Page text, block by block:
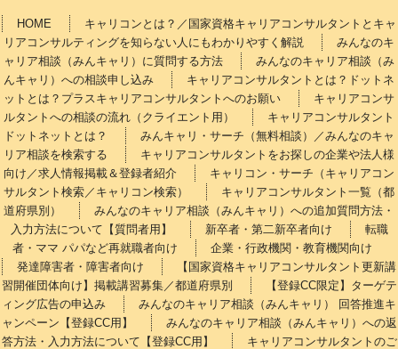
HOME
キャリコンとは？／国家資格キャリアコンサルタントとキャ
リアコンサルティングを知らない人にもわかりやすく解説
みんなのキ
ャリア相談（みんキャリ）に質問する方法
みんなのキャリア相談（み
んキャリ）への相談申し込み
キャリアコンサルタントとは？ドットネ
ットとは？プラスキャリアコンサルタントへのお願い
キャリアコンサ
ルタントへの相談の流れ（クライエント用）
キャリアコンサルタント
ドットネットとは？
みんキャリ・サーチ（無料相談）／みんなのキャ
リア相談を検索する
キャリアコンサルタントをお探しの企業や法人様
向け／求人情報掲載＆登録者紹介
キャリコン・サーチ（キャリアコン
サルタント検索／キャリコン検索）
キャリアコンサルタント一覧（都
道府県別）
みんなのキャリア相談（みんキャリ）への追加質問方法・
入力方法について【質問者用】
新卒者・第二新卒者向け
転職
者・ママ パパなど再就職者向け
企業・行政機関・教育機関向け
発達障害者・障害者向け
【国家資格キャリアコンサルタント更新講
習開催団体向け】掲載講習募集／都道府県別
【登録CC限定】ターゲテ
ィング広告の申込み
みんなのキャリア相談（みんキャリ） 回答推進キ
ャンペーン【登録CC用】
みんなのキャリア相談（みんキャリ）への返
答方法・入力方法について【登録CC用】
キャリアコンサルタントのご